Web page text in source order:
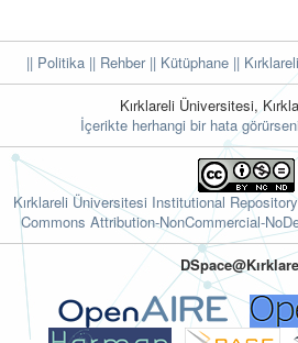
|| Politika || Rehber|| Kütüphane ||
Kırklareli Üniversitesi,
İçerikte herhangi bir hata
Kırklareli Üniversitesi Institutional Repository
Commons Attribution-NonCommercial-